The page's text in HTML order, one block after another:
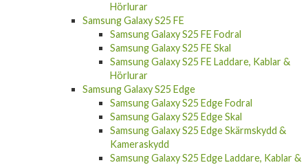
Hörlurar
Samsung Galaxy S25 FE
Samsung Galaxy S25 FE Fodral
Samsung Galaxy S25 FE Skal
Samsung Galaxy S25 FE Laddare, Kablar &
Hörlurar
Samsung Galaxy S25 Edge
Samsung Galaxy S25 Edge Fodral
Samsung Galaxy S25 Edge Skal
Samsung Galaxy S25 Edge Skärmskydd &
Kameraskydd
Samsung Galaxy S25 Edge Laddare, Kablar &